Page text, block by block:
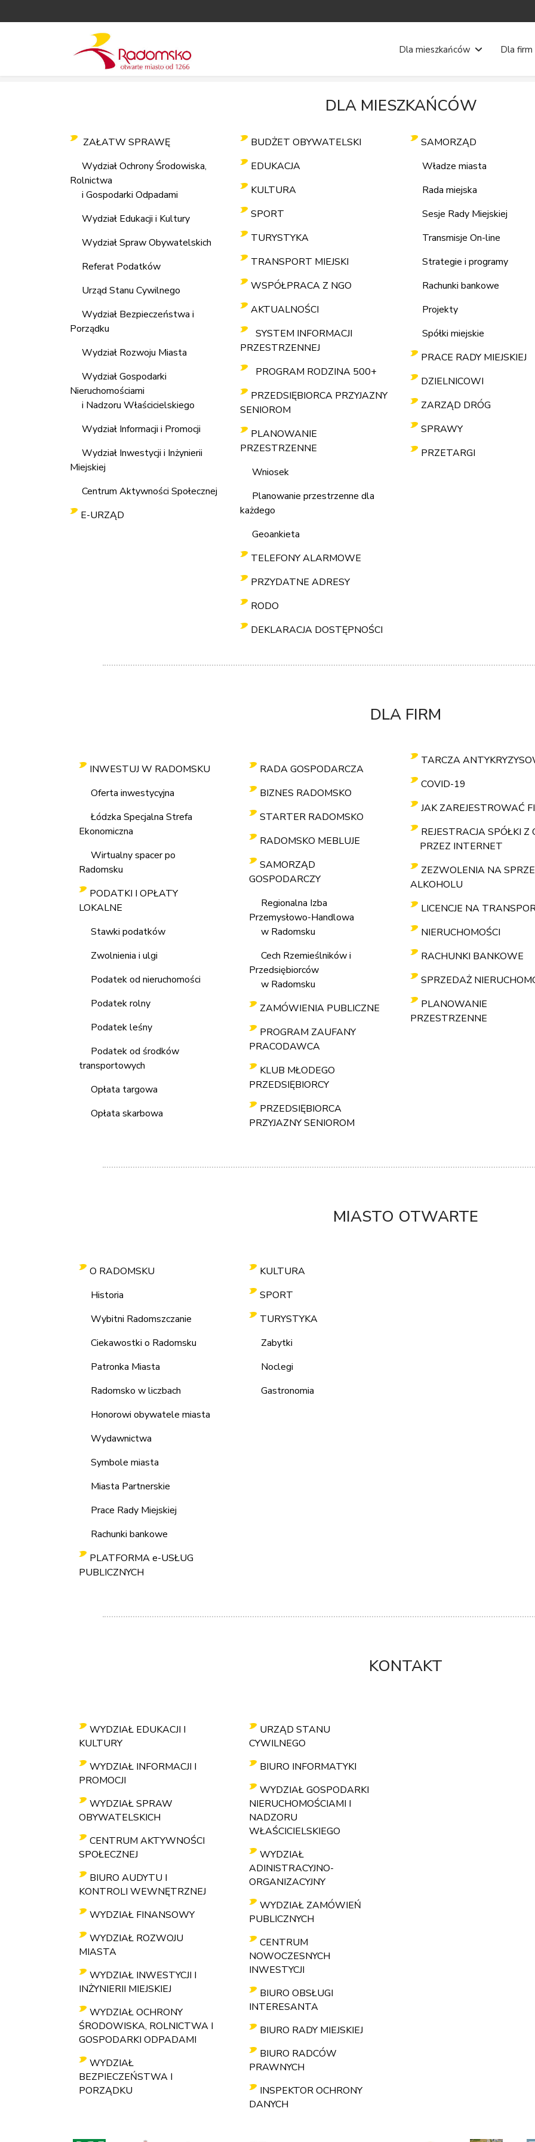
Dla mieszkańców Dla firm
DLA MIESZKAŃCÓW
ZAŁATW SPRAWĘ
Wydział Ochrony Środowiska,
Rolnictwa
i Gospodarki Odpadami
Wydział Edukacji i Kultury
Wydział Spraw Obywatelskich
Referat Podatków
Urząd Stanu Cywilnego
Wydział Bezpieczeństwa i
Porządku
Wydział Rozwoju Miasta
Wydział Gospodarki
Nieruchomościami
i Nadzoru Właścicielskiego
Wydział Informacji i Promocji
Wydział Inwestycji i Inżynierii
Miejskiej
Centrum Aktywności Społecznej
E-URZĄD
BUDŻET OBYWATELSKI
EDUKACJA
KULTURA
SPORT
TURYSTYKA
TRANSPORT MIEJSKI
WSPÓŁPRACA Z NGO
AKTUALNOŚCI
SYSTEM INFORMACJI
PRZESTRZENNEJ
PROGRAM RODZINA 500+
PRZEDSIĘBIORCA PRZYJAZNY
SENIOROM
PLANOWANIE
PRZESTRZENNE
Wniosek
Planowanie przestrzenne dla
każdego
Geoankieta
TELEFONY ALARMOWE
PRZYDATNE ADRESY
RODO
DEKLARACJA DOSTĘPNOŚCI
SAMORZĄD
Władze miasta
Rada miejska
Sesje Rady Miejskiej
Transmisje On-line
Strategie i programy
Rachunki bankowe
Projekty
Spółki miejskie
PRACE RADY MIEJSKIEJ
DZIELNICOWI
ZARZĄD DRÓG
SPRAWY
PRZETARGI
DLA FIRM
INWESTUJ W RADOMSKU
Oferta inwestycyjna
Łódzka Specjalna Strefa
Ekonomiczna
Wirtualny spacer po
Radomsku
PODATKI I OPŁATY
LOKALNE
Stawki podatków
Zwolnienia i ulgi
Podatek od nieruchomości
Podatek rolny
Podatek leśny
Podatek od środków
transportowych
Opłata targowa
Opłata skarbowa
RADA GOSPODARCZA
BIZNES RADOMSKO
STARTER RADOMSKO
RADOMSKO MEBLUJE
SAMORZĄD
GOSPODARCZY
Regionalna Izba
Przemysłowo-Handlowa
w Radomsku
Cech Rzemieślników i
Przedsiębiorców
w Radomsku
ZAMÓWIENIA PUBLICZNE
PROGRAM ZAUFANY
PRACODAWCA
KLUB MŁODEGO
PRZEDSIĘBIORCY
PRZEDSIĘBIORCA
PRZYJAZNY SENIOROM
TARCZA
COVID-19
JAK ZAREJESTROWAĆ
REJESTRACJA SPÓŁKI Z
PRZEZ INTERNET
ZEZWOLENIA NA
ALKOHOLU
LICENCJE NA
NIERUCHOMOŚCI
RACHUNKI BANKOWE
SPRZEDAŻ
PLANOWANIE
PRZESTRZENNE
MIASTO OTWARTE
O RADOMSKU
Historia
Wybitni Radomszczanie
Ciekawostki o Radomsku
Patronka Miasta
Radomsko w liczbach
Honorowi obywatele miasta
Wydawnictwa
Symbole miasta
Miasta Partnerskie
Prace Rady Miejskiej
Rachunki bankowe
PLATFORMA e-USŁUG
PUBLICZNYCH
KULTURA
SPORT
TURYSTYKA
Zabytki
Noclegi
Gastronomia
KONTAKT
WYDZIAŁ EDUKACJI I
KULTURY
WYDZIAŁ INFORMACJI I
PROMOCJI
WYDZIAŁ SPRAW
OBYWATELSKICH
CENTRUM AKTYWNOŚCI
SPOŁECZNEJ
BIURO AUDYTU I
KONTROLI WEWNĘTRZNEJ
WYDZIAŁ FINANSOWY
WYDZIAŁ ROZWOJU
MIASTA
WYDZIAŁ INWESTYCJI I
INŻYNIERII MIEJSKIEJ
WYDZIAŁ OCHRONY
ŚRODOWISKA, ROLNICTWA I
GOSPODARKI ODPADAMI
WYDZIAŁ
BEZPIECZEŃSTWA I
PORZĄDKU
URZĄD STANU
CYWILNEGO
BIURO INFORMATYKI
WYDZIAŁ GOSPODARKI
NIERUCHOMOŚCIAMI I
NADZORU
WŁAŚCICIELSKIEGO
WYDZIAŁ
ADINISTRACYJNO-
ORGANIZACYJNY
WYDZIAŁ ZAMÓWIEŃ
PUBLICZNYCH
CENTRUM
NOWOCZESNYCH
INWESTYCJI
BIURO OBSŁUGI
INTERESANTA
BIURO RADY MIEJSKIEJ
BIURO RADCÓW
PRAWNYCH
INSPEKTOR OCHRONY
DANYCH